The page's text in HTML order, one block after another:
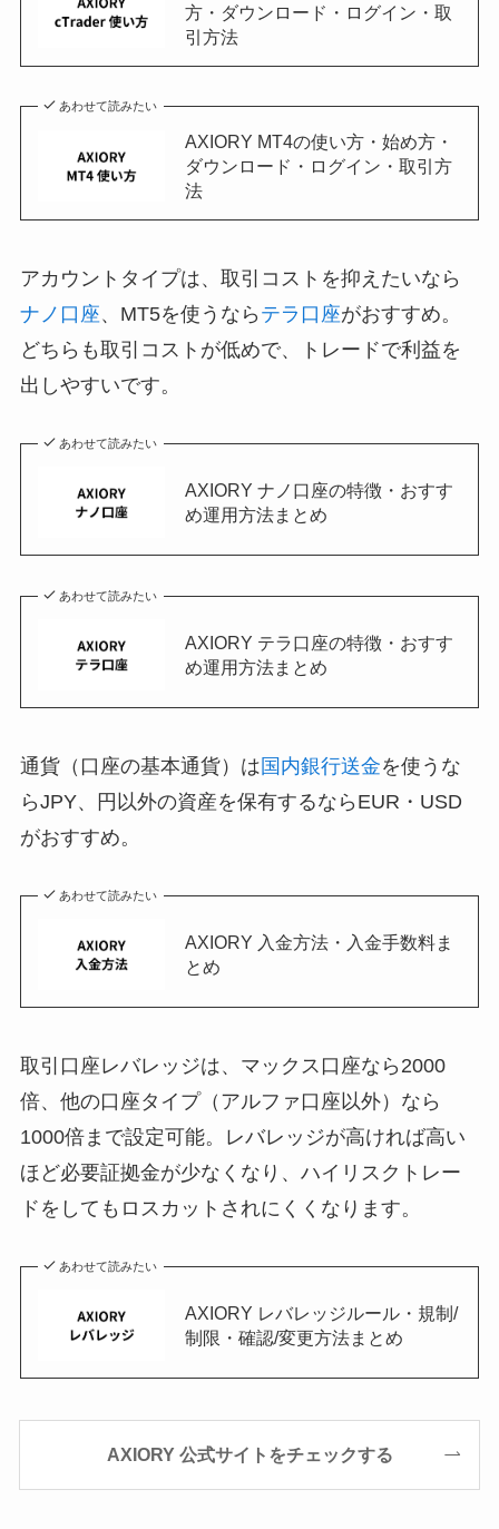
方・ダウンロード・ログイン・取
引方法
あわせて読みたい
AXIORY MT4の使い方・始め方・
ダウンロード・ログイン・取引方
法
アカウントタイプは、取引コストを抑えたいなら
ナノ口座、MT5を使うなら テラ口座がおすすめ。
どちらも取引コストが低めで、トレードで利益を
出しやすいです。
あわせて読みたい
AXIORY ナノ口座の特徴・おすす
め運用方法まとめ
あわせて読みたい
AXIORY テラ口座の特徴・おすす
め運用方法まとめ
通貨（口座の基本通貨）は国内銀行送金を使うな
らJPY、円以外の資産を保有するならEUR・USD
がおすすめ。
あわせて読みたい
AXIORY 入金方法・入金手数料ま
とめ
取引口座レバレッジは、マックス口座なら2000
倍、他の口座タイプ（アルファ口座以外）なら
1000倍まで設定可能。レバレッジが高ければ高い
ほど必要証拠金が少なくなり、ハイリスクトレー
ドをしてもロスカットされにくくなります。
あわせて読みたい
AXIORY レバレッジルール・規制/
制限・確認/変更方法まとめ
AXIORY 公式サイトをチェックする